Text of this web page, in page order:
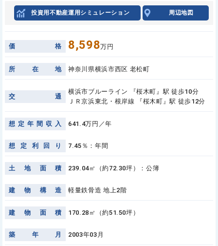
投資用不動産運用シミュレーション 周辺地図
価 格 8,598万円
所 在 地 神奈川県横浜市西区 老松町
交 通
横浜市ブルーライン 『桜木町』駅 徒歩10分
ＪＲ京浜東北・根岸線 『桜木町』駅 徒歩12分
想 定 年 間 収 入 641.4万円／年
想 定 利 回 り 7.45％：年間
土 地 面 積 239.04㎡（約72.30坪）：公簿
建 物 構 造 軽量鉄骨造 地上2階
建 物 面 積 170.28㎡（約51.50坪）
築 年 月 2003年03月